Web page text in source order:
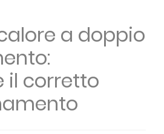
a doppio
il corretto